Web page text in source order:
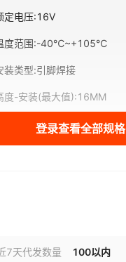
定电压:16V
度范围:-40℃~+105℃
装类型:引脚焊接
度-安装(最大值):16MM
登录查看全部规格
7天代发数量 100以内